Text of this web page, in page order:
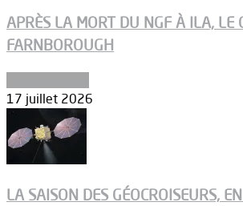
APRÈS LA MORT DU NGF À ILA, LE
FARNBOROUGH
17 juillet 2026
LA SAISON DES GÉOCROISEURS,